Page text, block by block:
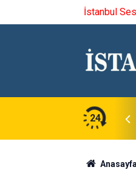
İstanbul
24
saygıyla anıyoruz
Anasayfa